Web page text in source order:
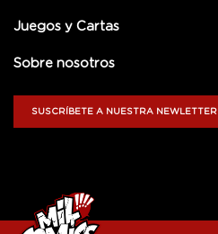
Juegos y Cartas
Sobre nosotros
SUSCRÍBETE A NUESTRA NEWLETTER